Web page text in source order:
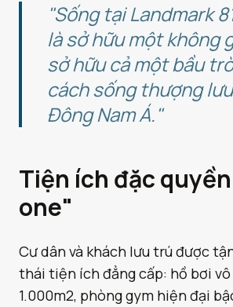
"Sống tại Landmark
là sở hữu một không
sở hữu cả một bầu
cách sống thượng
Đông Nam Á."
Tiện ích đặc
one"
Cư dân và khách lưu trú được
thái tiện ích đẳng cấp: hồ bơi
1.000m2, phòng gym hiện đại